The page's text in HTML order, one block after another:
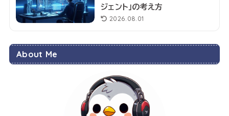
ジェント」の考え方
2026.08.01
About Me